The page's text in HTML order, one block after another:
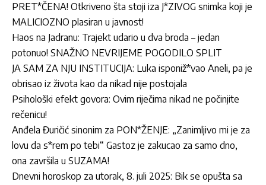
PRET*ČENA! Otkriveno šta stoji iza J*ZIVOG snimka koji je
MALICIOZNO plasiran u javnost!
Haos na Jadranu: Trajekt udario u dva broda – jedan
potonuo! SNAŽNO NEVRIJEME POGODILO SPLIT
JA SAM ZA NJU INSTITUCIJA: Luka isponiž*vao Aneli, pa je
obrisao iz života kao da nikad nije postojala
Psihološki efekt govora: Ovim riječima nikad ne počinjite
rečenicu!
Anđela Đuričić sinonim za PON*ŽENJE: „Zanimljivo mi je za
lovu da s*rem po tebi“ Gastoz je zakucao za samo dno,
ona završila u SUZAMA!
Dnevni horoskop za utorak, 8. juli 2025: Bik se opušta sa